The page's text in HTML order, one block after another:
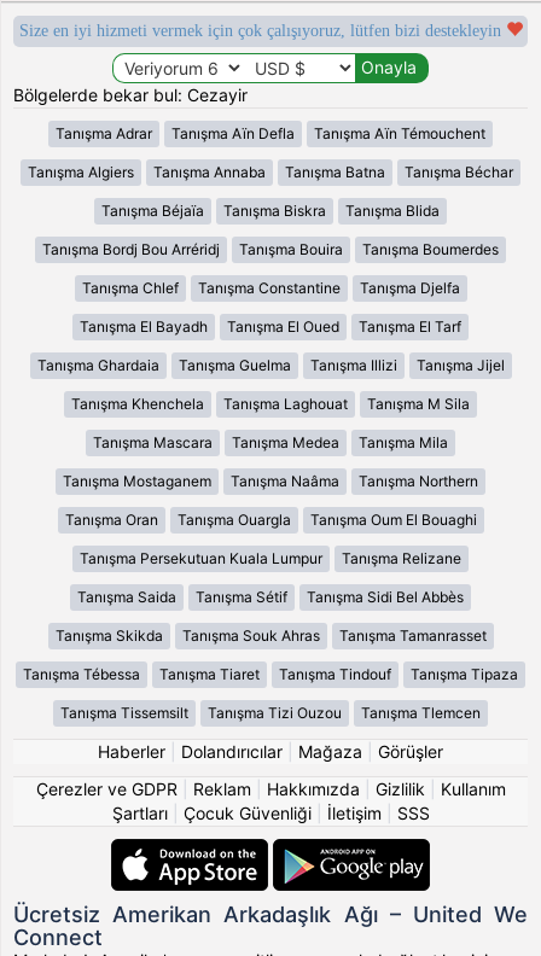
Size en iyi hizmeti vermek için çok çalışıyoruz, lütfen bizi destekleyin
Bölgelerde bekar bul: Cezayir
Tanışma Adrar Tanışma Aïn Defla Tanışma Aïn Témouchent
Tanışma Algiers Tanışma Annaba Tanışma Batna Tanışma Béchar
Tanışma Béjaïa Tanışma Biskra Tanışma Blida
Tanışma Bordj Bou Arréridj Tanışma Bouira Tanışma Boumerdes
Tanışma Chlef Tanışma Constantine Tanışma Djelfa
Tanışma El Bayadh Tanışma El Oued Tanışma El Tarf
Tanışma Ghardaia Tanışma Guelma Tanışma Illizi Tanışma Jijel
Tanışma Khenchela Tanışma Laghouat Tanışma M Sila
Tanışma Mascara Tanışma Medea Tanışma Mila
Tanışma Mostaganem Tanışma Naâma Tanışma Northern
Tanışma Oran Tanışma Ouargla Tanışma Oum El Bouaghi
Tanışma Persekutuan Kuala Lumpur Tanışma Relizane
Tanışma Saida Tanışma Sétif Tanışma Sidi Bel Abbès
Tanışma Skikda Tanışma Souk Ahras Tanışma Tamanrasset
Tanışma Tébessa Tanışma Tiaret Tanışma Tindouf Tanışma Tipaza
Tanışma Tissemsilt Tanışma Tizi Ouzou Tanışma Tlemcen
Haberler Dolandırıcılar Mağaza
Görüşler
Çerezler ve GDPR
Reklam Hakkımızda Gizlilik
Kullanım
Şartları| Çocuk Güvenliği| İletişim SSS
Ücretsiz Amerikan Arkadaşlık Ağı – United We
Connect